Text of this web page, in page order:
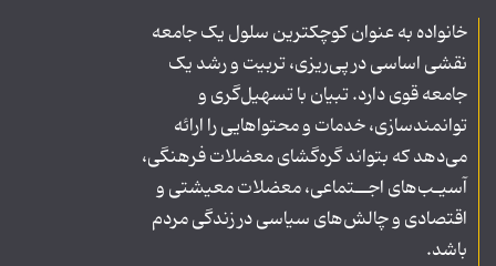
خانواده به عنوان کوچکترین سلول یک جامعه
نقشی اساسی در پی‌ریزی، تربیت و رشد یک
جامعه قوی دارد. تبیان با تسهیل‌گری و
توانمندسازی، خدمات و محتواهایی را ارائه
می‌دهد که بتواند گره‌گشای معضلات فرهنگی،
آسیـب‌های اجــتماعی، معضلات معیشتی و
اقتصادی و چالش‌های سیاسی در زندگی مردم
باشد.